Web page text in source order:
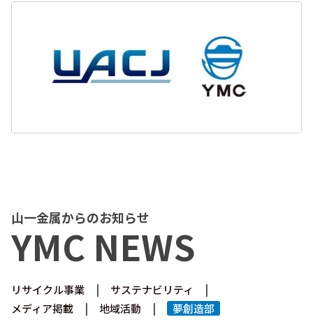
山一金属からのお知らせ
YMC NEWS
リサイクル事業
サステナビリティ
メディア掲載
地域活動 夢創造部